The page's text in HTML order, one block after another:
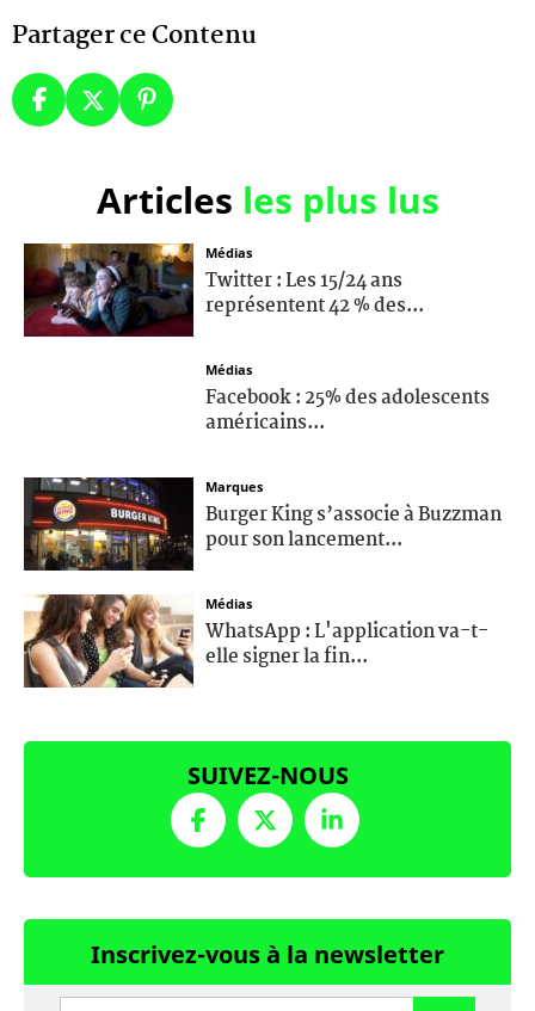
Partager ce Contenu
Articles les plus lus
Médias
Twitter : Les 15/24 ans
représentent 42 % des...
Médias
Facebook : 25% des adolescents
américains...
Marques
Burger King s’associe à Buzzman
pour son lancement...
Médias
WhatsApp : L'application va-t-
elle signer la fin...
SUIVEZ-NOUS
Inscrivez-vous à la newsletter